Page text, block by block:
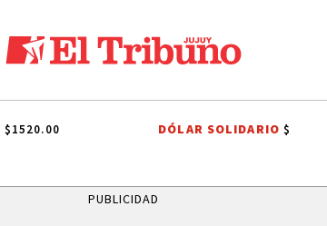
DIEGO CHACÓN PRIMERA NACIONAL LIGA
$1520.00 DÓLAR SOLIDARIO$
PUBLICIDAD